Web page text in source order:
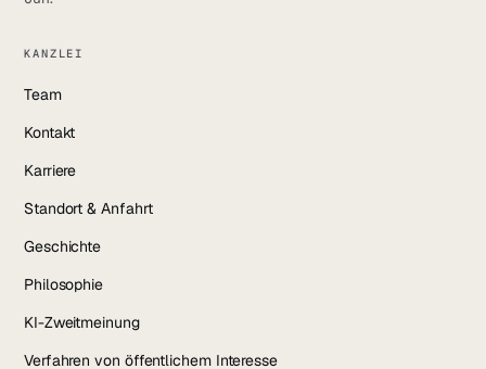
KANZLEI
Team
Kontakt
Karriere
Standort & Anfahrt
Geschichte
Philosophie
KI-Zweitmeinung
Verfahren von öffentlichem Interesse